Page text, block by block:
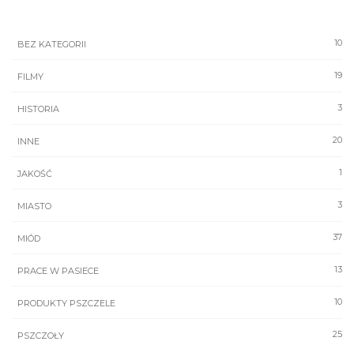
10
BEZ KATEGORII
19
FILMY
3
HISTORIA
20
INNE
1
JAKOŚĆ
3
MIASTO
37
MIÓD
13
PRACE W PASIECE
10
PRODUKTY PSZCZELE
25
PSZCZOŁY